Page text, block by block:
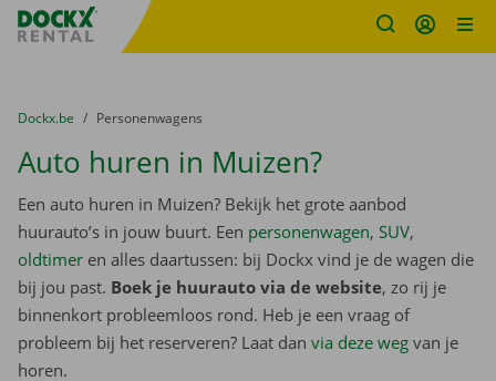
Fratello DEMO
U bevindt zich hier:
van
Dockx.be naar
Personenwagens
Auto huren in Muizen?
Een auto huren in Muizen? Bekijk het grote aanbod
huurauto’s in jouw buurt. Een personenwagen, SUV,
oldtimer en alles daartussen: bij Dockx vind je de wagen die
bij jou past. Boek je huurauto via de website, zo rij je
binnenkort probleemloos rond. Heb je een vraag of
probleem bij het reserveren? Laat dan via deze weg van je
horen.